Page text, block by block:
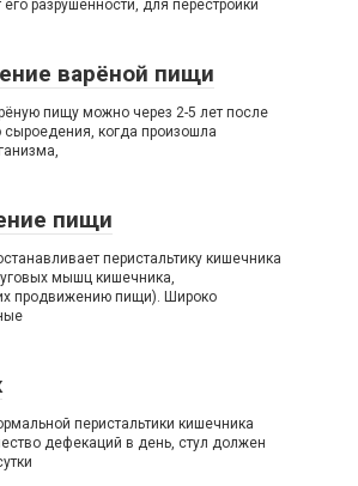
разрушенности, для перестройки
варёной пищи
пищу можно через 2-5 лет после
сыроедения, когда произошла
пищи
перистальтику кишечника
мышц кишечника,
продвижению пищи). Широко
перистальтики кишечника
дефекаций в день, стул должен